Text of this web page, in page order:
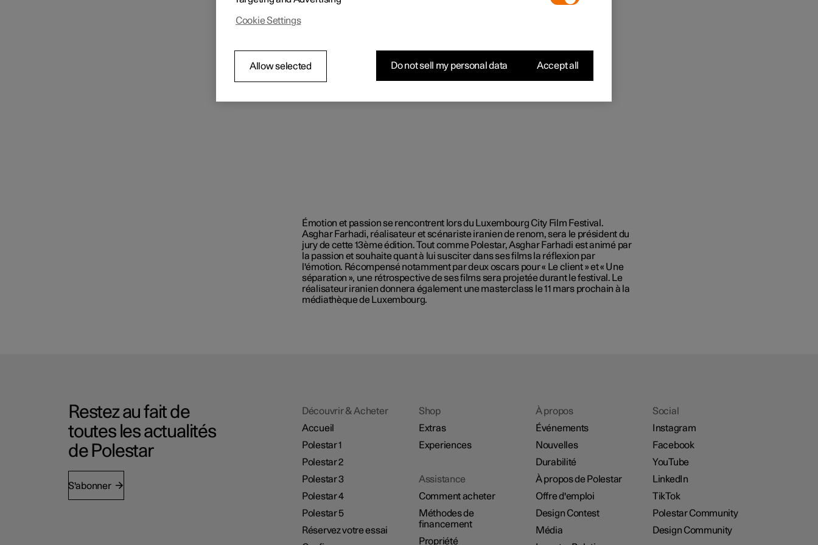
Émotion et passion se rencontrent lors du Luxembourg City Film Festival.
Asghar Farhadi, réalisateur et scénariste iranien de renom, sera le président du
jury de cette 13ème édition. Tout comme Polestar, Asghar Farhadi est animé par
la passion et souhaite quant à lui susciter dans ses films la réflexion par
l'émotion. Récompensé notamment par deux oscars pour « Le client » et « Une
séparation », une rétrospective de ses films sera projetée durant le festival. Le
réalisateur iranien donnera également une masterclass le 11 mars prochain à la
médiathèque de Luxembourg.
Restez au fait de
toutes les actualités
de Polestar
S'abonner
Découvrir & Acheter
Accueil
Polestar 1
Polestar 2
Polestar 3
Polestar 4
Polestar 5
Réservez votre essai
Shop
Extras
Experiences
Assistance
Comment acheter
Méthodes de
financement
Propriété
À propos
Événements
Nouvelles
Durabilité
À propos de Polestar
Offre d'emploi
Design Contest
Média
Social
Instagram
Facebook
YouTube
LinkedIn
TikTok
Polestar Community
Design Community
Cookie Settings
Allow selected Do not sell my personal data Accept all